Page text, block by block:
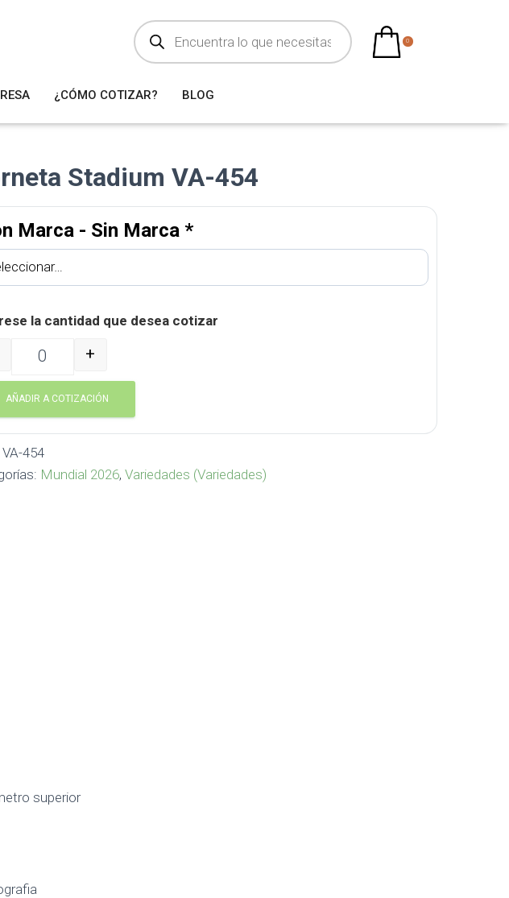
ú
q
a
d
o
0
¿CÓMO COTIZAR? BLOG
Stadium VA-454
Marca - Sin Marca *
la cantidad que desea cotizar
Stadium VA-454 cantidad
+
AÑADIR A COTIZACIÓN
VA-454
Mundial 2026, Variedades (Variedades)
superior